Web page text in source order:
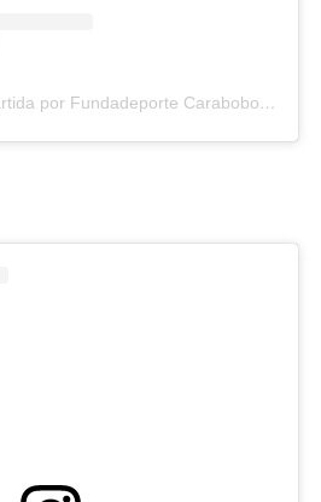
Una publicación compartida por Fundadeporte Carabobo (@fundadeporte)